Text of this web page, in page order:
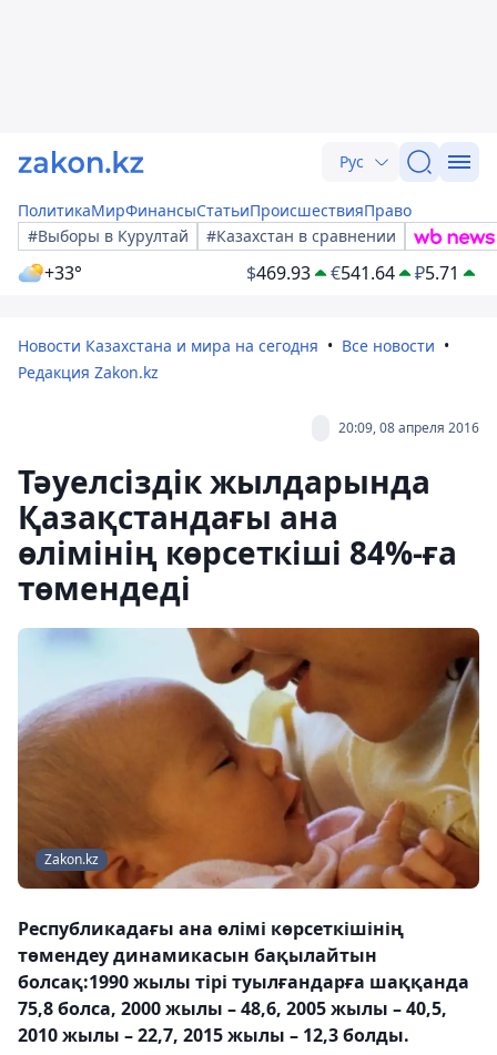
Рус
ПолитикаМирФинансыСтатьиПроисшествияПраво
#Выборы в Курултай
#Казахстан в сравнении
+33° $469.93 €541.64 ₽5.71
Новости Казахстана и мира на сегодня
Все новости
Редакция Zakon.kz
20:09, 08 апреля 2016
Тәуелсіздік жылдарында
Қазақстандағы ана
өлімінің көрсеткіші 84%-ға
төмендеді
Zakon.kz
Республикадағы ана өлімі көрсеткішінің
төмендеу динамикасын бақылайтын
болсақ:1990 жылы тірі туылғандарға шаққанда
75,8 болса, 2000 жылы – 48,6, 2005 жылы – 40,5,
2010 жылы – 22,7, 2015 жылы – 12,3 болды.